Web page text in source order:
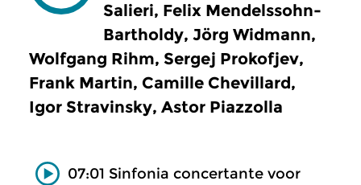
Salieri, Felix Mendelssohn-
Bartholdy, Jörg Widmann,
Wolfgang Rihm, Sergej Prokofjev,
Frank Martin, Camille Chevillard,
Igor Stravinsky, Astor Piazzolla
07:01 Sinfonia concertante voor